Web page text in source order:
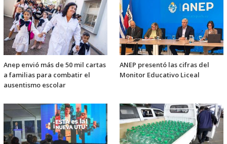
Anep envió más de 50 mil cartas
a familias para combatir el
ausentismo escolar
ANEP presentó las cifras del
Monitor Educativo Liceal